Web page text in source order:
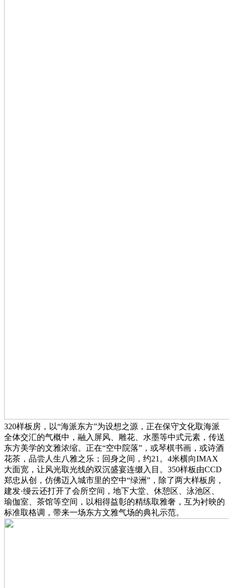
320样板房，以“海派东方”为设想之源，正在保守文化取海派
全体交汇的气概中，融入屏风、雕花、水墨等中式元素，传送
东方美学的文雅浓缩。正在“空中院落”，或琴棋书画，或诗酒
花茶，品尝人生八雅之乐；回身之间，约21。4米横向IMAX
大面宽，让风光取光线的双沉盛宴连缀入目。350样板由CCD
郑忠从创，仿佛迈入城市里的空中“绿洲”，除了两大样板房，
建发·缦云还打开了会所空间，地下大堂、休憩区、泳池区、
瑜伽室、茶馆等空间，以相得益彰的精练取雅奢，互为衬映的
标准取格调，带来一场东方文雅气场的典礼示范。